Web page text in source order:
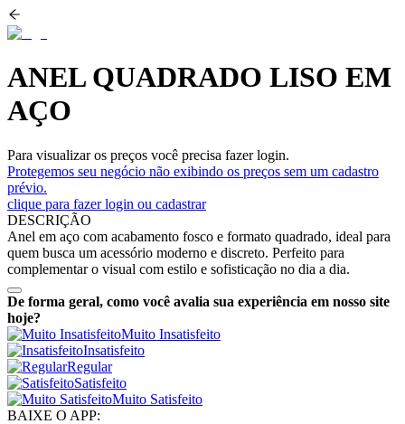
ANEL QUADRADO LISO EM
AÇO
Para visualizar os preços você precisa fazer login.
Protegemos seu negócio não exibindo os preços sem um cadastro
prévio.
clique para fazer login ou cadastrar
DESCRIÇÃO
Anel em aço com acabamento fosco e formato quadrado, ideal para
quem busca um acessório moderno e discreto. Perfeito para
complementar o visual com estilo e sofisticação no dia a dia.
De forma geral, como você avalia sua experiência em nosso site
hoje?
Muito Insatisfeito
Insatisfeito
Regular
Satisfeito
Muito Satisfeito
BAIXE O APP: